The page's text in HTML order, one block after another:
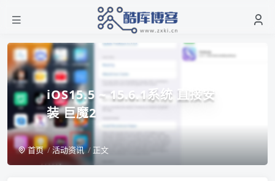
iOS15.5 ~ 15.6.1系统 直接安
装 巨魔2
首页 活动资讯 正文